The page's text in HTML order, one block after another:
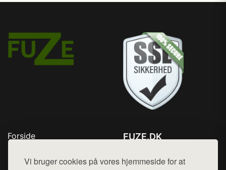
Vi bruger cookies på vores hjemmeside for at
Forside
Top Rabatter
FUZE.DK